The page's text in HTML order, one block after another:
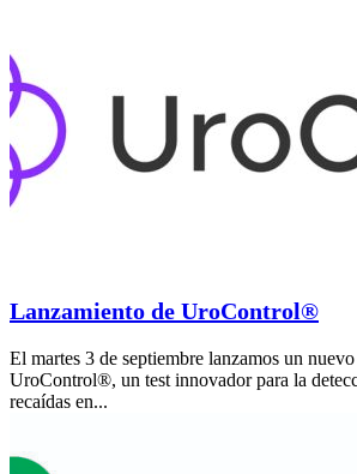
Lanzamiento de UroControl®
El martes 3 de septiembre lanzamos un
UroControl®, un test innovador para la
recaídas en...